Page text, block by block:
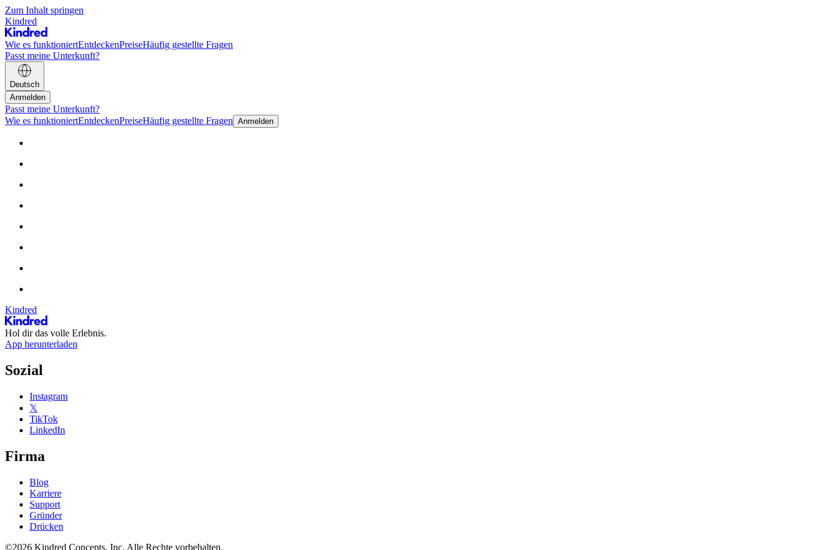
Zum Inhalt springen
Kindred
Wie es funktioniertEntdeckenPreiseHäufig gestellte Fragen
Passt meine Unterkunft?
Deutsch
Anmelden
Passt meine Unterkunft?
Wie es funktioniertEntdeckenPreiseHäufig gestellte Fragen Anmelden
Kindred
Hol dir das volle Erlebnis.
App herunterladen
Sozial
Instagram
𝕏
TikTok
LinkedIn
Firma
Blog
Karriere
Support
Gründer
Drücken
©2026 Kindred Concepts, Inc. Alle Rechte vorbehalten.